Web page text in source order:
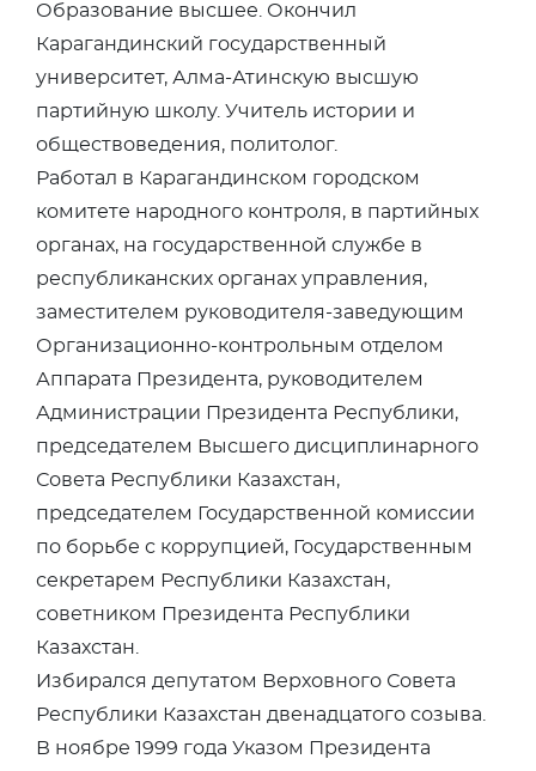
Образование высшее. Окончил
Карагандинский государственный
университет, Алма-Атинскую высшую
партийную школу. Учитель истории и
обществоведения, политолог.
Работал в Карагандинском городском
комитете народного контроля, в партийных
органах, на государственной службе в
республиканских органах управления,
заместителем руководителя-заведующим
Организационно-контрольным отделом
Аппарата Президента, руководителем
Администрации Президента Республики,
председателем Высшего дисциплинарного
Совета Республики Казахстан,
председателем Государственной комиссии
по борьбе с коррупцией, Государственным
секретарем Республики Казахстан,
советником Президента Республики
Казахстан.
Избирался депутатом Верховного Совета
Республики Казахстан двенадцатого созыва.
В ноябре 1999 года Указом Президента